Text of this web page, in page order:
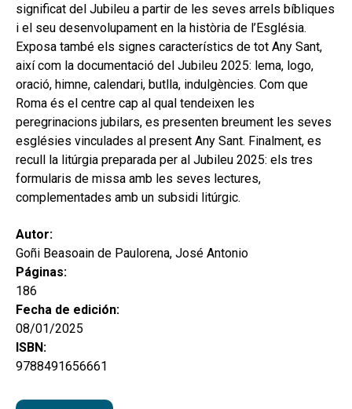
ESP
significat del Jubileu a partir de les seves arrels bíbliques
i el seu desenvolupament en la història de l’Església.
Exposa també els signes característics de tot Any Sant,
així com la documentació del Jubileu 2025: lema, logo,
oració, himne, calendari, butlla, indulgències. Com que
Roma és el centre cap al qual tendeixen les
peregrinacions jubilars, es presenten breument les seves
esglésies vinculades al present Any Sant. Finalment, es
recull la litúrgia preparada per al Jubileu 2025: els tres
formularis de missa amb les seves lectures,
complementades amb un subsidi litúrgic.
Autor:
Goñi Beasoain de Paulorena, José Antonio
Páginas:
186
Fecha de edición:
08/01/2025
ISBN:
9788491656661